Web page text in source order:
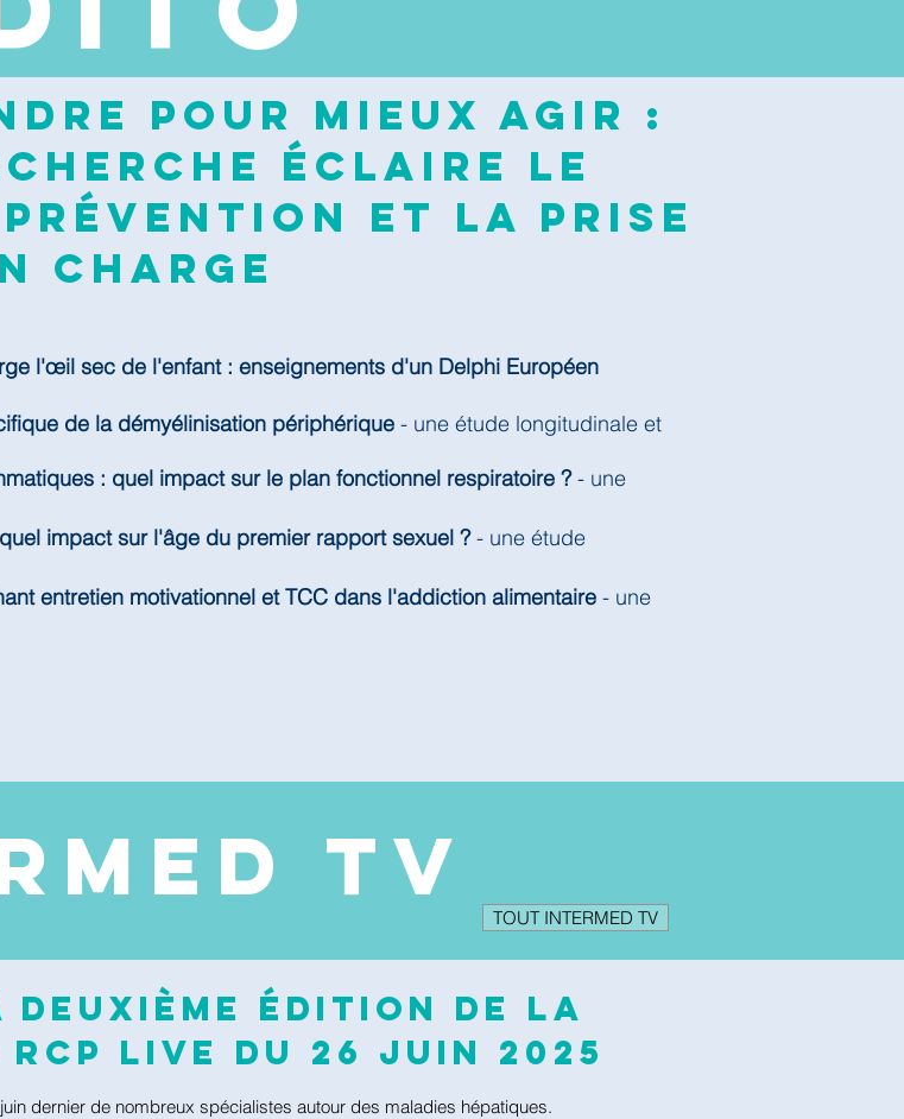
pour mieux agir :
éclaire le
et la prise
charge
l'œil sec de l'enfant : enseignements d'un Delphi Européen
de la démyélinisation périphérique - une étude longitudinale et
: quel impact sur le plan fonctionnel respiratoire ?- une
impact sur l'âge du premier rapport sexuel ?- une étude
entretien motivationnel et TCC dans l'addiction alimentaire - une
TV
TOUT INTERMED TV
dernier de nombreux spécialistes autour des maladies hépatiques.
édition de la
Live du 26 juin 2025